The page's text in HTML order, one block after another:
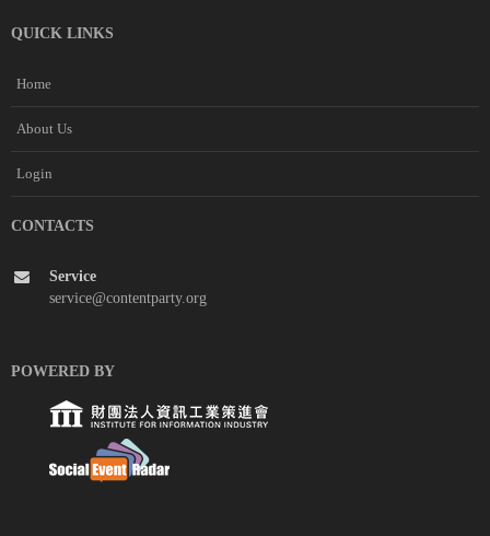
QUICK LINKS
Home
About Us
Login
CONTACTS
Service
service@contentparty.org
POWERED BY